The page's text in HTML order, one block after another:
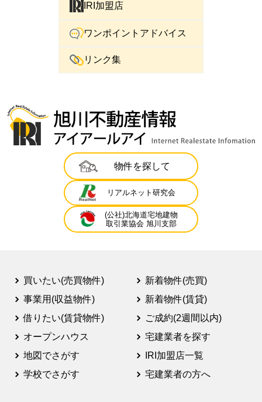
IRI加盟店
ワンポイントアドバイス
リンク集
物件を探して
リアルネット研究会
(公社)北海道宅地建物
取引業協会 旭川支部
買いたい(売買物件)
事業用(収益物件)
借りたい(賃貸物件)
オープンハウス
地図でさがす
学校でさがす
新着物件(売買)
新着物件(賃貸)
ご成約(2週間以内)
宅建業者を探す
IRI加盟店一覧
宅建業者の方へ